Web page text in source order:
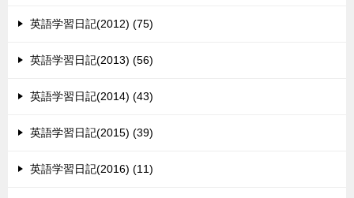
英語学習日記(2012) (75)
英語学習日記(2013) (56)
英語学習日記(2014) (43)
英語学習日記(2015) (39)
英語学習日記(2016) (11)